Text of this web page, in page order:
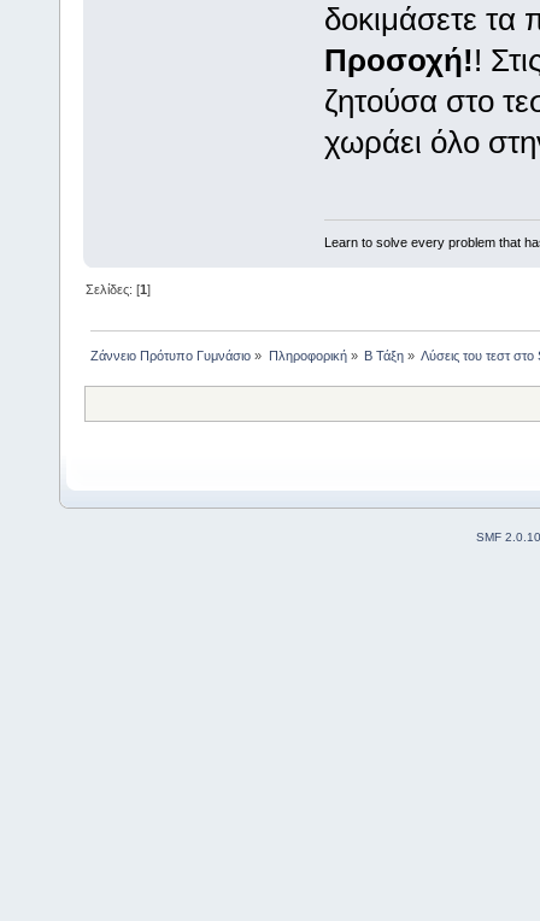
δοκιμάσετε
Προσοχή!!
ζητούσα στο
χωράει όλο
Learn to solve every problem that
Σελίδες: [1]
Ζάννειο Πρότυπο Γυμνάσιο » Πληροφορική» Β Τάξη» Λύσεις του τεστ
SMF 2.0.10